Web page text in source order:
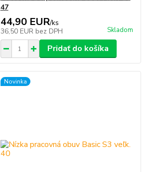
47
44,90 EUR/ks
36,50 EUR bez DPH Skladom
Pridať do košíka
Novinka